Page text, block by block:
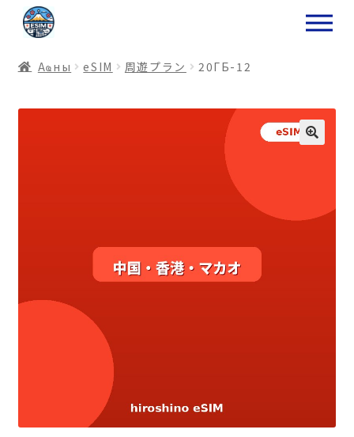
ナ
ビ
ー
ョ
コ
ン
ン
ス
Аҩны еSIM 周遊プラン 20ГБ-12